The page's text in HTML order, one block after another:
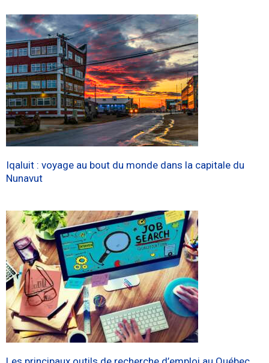
Iqaluit : voyage au bout du monde dans la capitale du
Nunavut